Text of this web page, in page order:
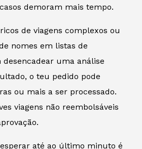
demoram mais tempo.
de viagens complexos ou
nomes em listas de
desencadear uma análise
o teu pedido pode
ou mais a ser processado.
viagens não reembolsáveis
até ao último minuto é